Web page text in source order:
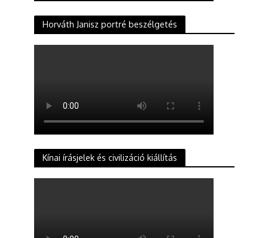
Horváth Janisz portré beszélgetés
Kínai írásjelek és civilizáció kiállítás